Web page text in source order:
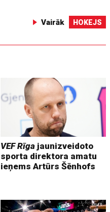
Vairāk HOKEJS
VEF Rīga jaunizveidoto
sporta direktora amatu
ieņems Artūrs Šēnhofs